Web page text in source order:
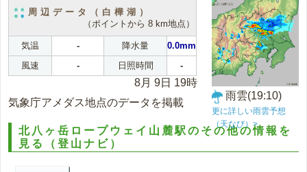
周辺データ（白樺湖）
（ポイントから 8 km地点）
気温 - 降水量
0.0mm
風速
- 日照時間 -
8月 9日 19時
気象庁アメダス地点のデータを掲載
雨雲(19:10)
更に詳しい雨雲予想
（天なび）>
北八ヶ岳ロープウェイ山麓駅のその他の情報を
見る（登山ナビ）